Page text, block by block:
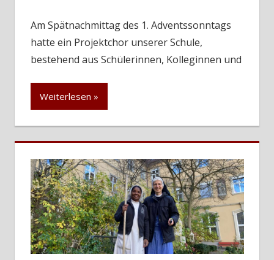
Am Spätnachmittag des 1. Adventssonntags
hatte ein Projektchor unserer Schule,
bestehend aus Schülerinnen, Kolleginnen und
Weiterlesen